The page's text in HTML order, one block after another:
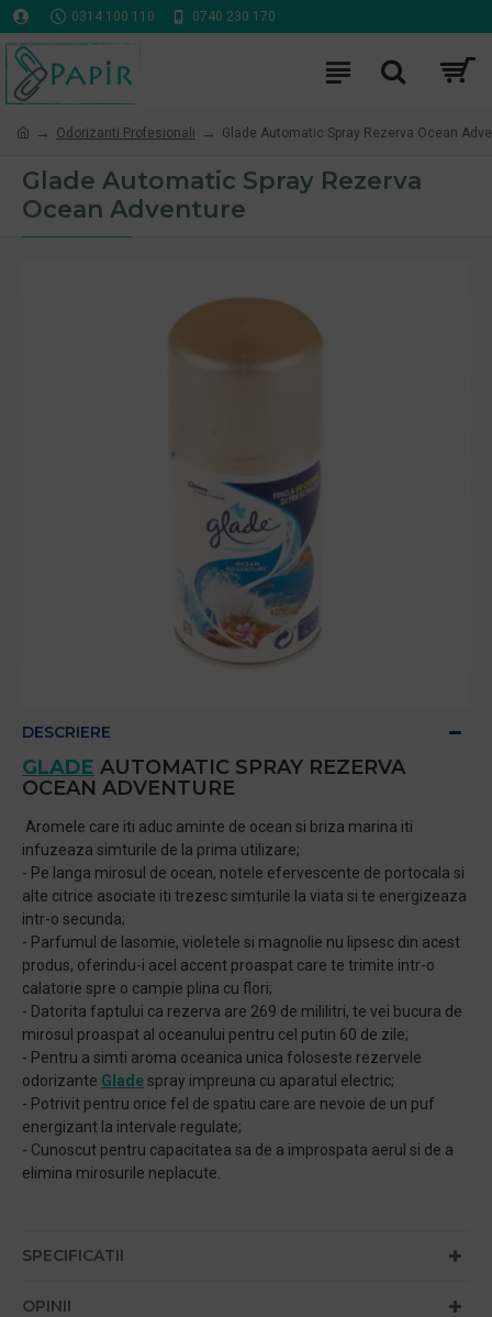
0314 100 110 0740 230 170
Odorizanti Profesionali Glade Automatic Spray Rezerva Ocean
Glade Automatic Spray Rezerva
Ocean Adventure
DESCRIERE
GLADE AUTOMATIC SPRAY REZERVA
OCEAN ADVENTURE
Aromele care iti aduc aminte de ocean si briza marina iti
infuzeaza simturile de la prima utilizare;
- Pe langa mirosul de ocean, notele efervescente de portocala si
alte citrice asociate iti trezesc simturile la viata si te energizeaza
intr-o secunda;
- Parfumul de Iasomie, violetele si magnolie nu lipsesc din acest
produs, oferindu-i acel accent proaspat care te trimite intr-o
calatorie spre o campie plina cu flori;
- Datorita faptului ca rezerva are 269 de mililitri, te vei bucura de
mirosul proaspat al oceanului pentru cel putin 60 de zile;
- Pentru a simti aroma oceanica unica foloseste rezervele
odorizante Gladespray impreuna cu aparatul electric;
- Potrivit pentru orice fel de spatiu care are nevoie de un puf
energizant la intervale regulate;
- Cunoscut pentru capacitatea sa de a improspata aerul si de a
elimina mirosurile neplacute.
SPECIFICATII
OPINII